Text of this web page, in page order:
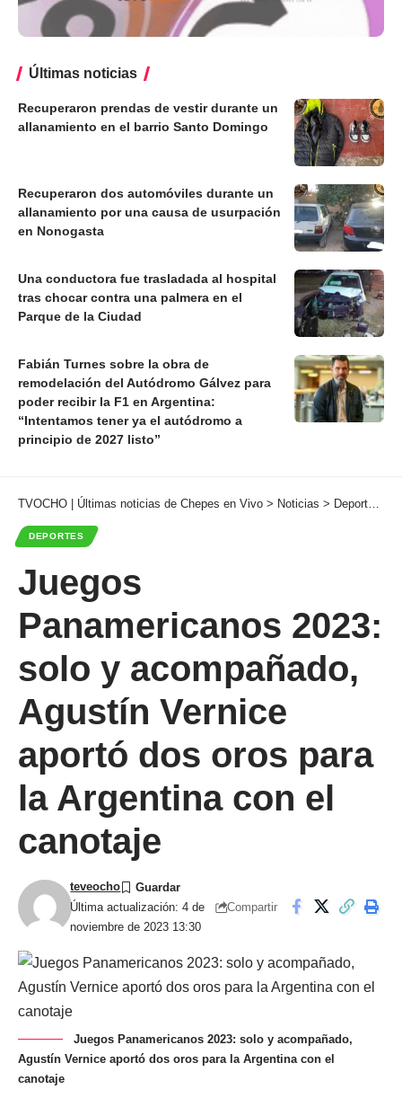
Últimas noticias
Recuperaron prendas de vestir durante un
allanamiento en el barrio Santo Domingo
Recuperaron dos automóviles durante un
allanamiento por una causa de usurpación
en Nonogasta
Una conductora fue trasladada al hospital
tras chocar contra una palmera en el
Parque de la Ciudad
Fabián Turnes sobre la obra de
remodelación del Autódromo Gálvez para
poder recibir la F1 en Argentina:
“Intentamos tener ya el autódromo a
principio de 2027 listo”
TVOCHO | Últimas noticias de Chepes en Vivo > Noticias > Deportes
DEPORTES
Juegos
Panamericanos 2023:
solo y acompañado,
Agustín Vernice
aportó dos oros para
la Argentina con el
canotaje
Última actualización: 4 de
noviembre de 2023 13:30
teveocho
Compartir
Juegos Panamericanos 2023: solo y acompañado,
Agustín Vernice aportó dos oros para la Argentina con el
canotaje